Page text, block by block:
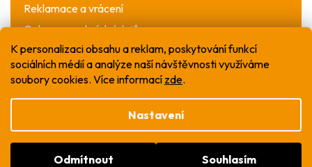
K personalizaci obsahu a reklam, poskytování funkcí
sociálních médií a analýze naší návštěvnosti využíváme
soubory cookies. Více informací zde.
Nastavení
Odmítnout Souhlasím
Reklamace a vrácení
Ochrana osobních údajů
Vytvořil Shoptet
Copyright 2026
. Všechna práva